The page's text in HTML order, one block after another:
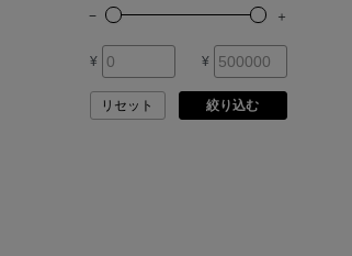
ASAUCE MELER
ATELIER AMBOISE
¥ ¥
リセット 絞り込む